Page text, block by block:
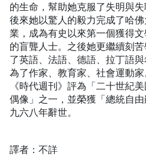
的生命，幫助她克服了失明與失
後來她以驚人的毅力完成了哈
業，成為有史以來第一個獲得
的盲聾人士。之後她更繼續刻
了英語、法語、德語、拉丁語
為了作家、教育家、社會運動
《時代週刊》評為「二十世紀
偶像」之一，並榮獲「總統自
九六八年辭世。
譯者：不詳